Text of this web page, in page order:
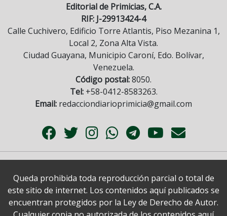
Editorial de Primicias, C.A.
RIF: J-29913424-4
Calle Cuchivero, Edificio Torre Atlantis, Piso Mezanina 1,
Local 2, Zona Alta Vista.
Ciudad Guayana, Municipio Caroní, Edo. Bolívar,
Venezuela.
Código postal:8050.
Tel:+58-0412-8583263.
Email: redacciondiarioprimicia@gmail.com
Queda prohibida toda reproducción parcial o total de
este sitio de internet. Los contenidos aquí publicados se
encuentran protegidos por la Ley de Derecho de Autor.